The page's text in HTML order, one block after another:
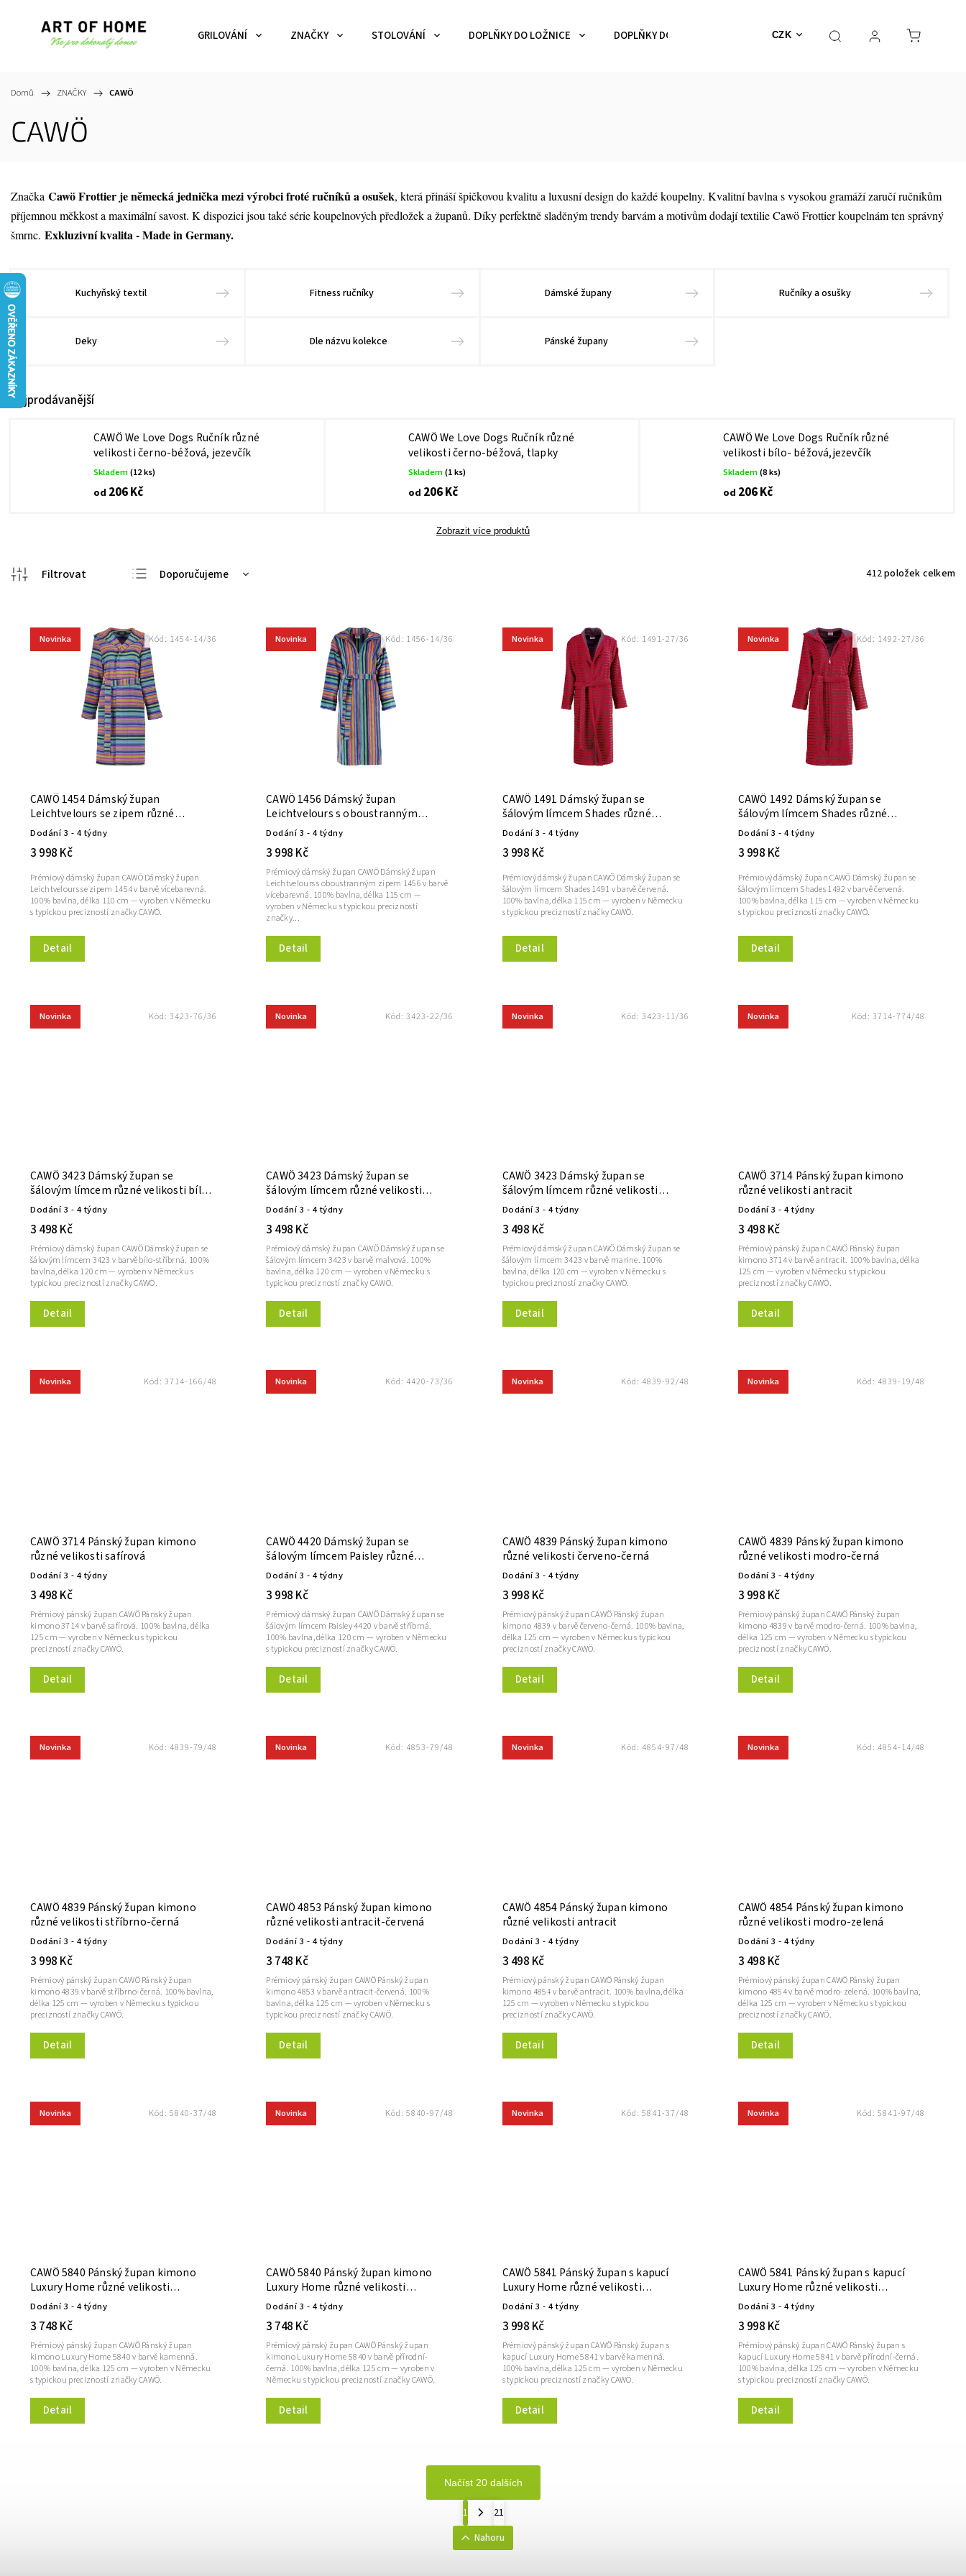
CZK
GRILOVÁNÍ ZNAČKY STOLOVÁNÍ DOPLŇKY DO LOŽNICE DOPLŇKY DO KOUPELNY SKLENICE, HRNKY, ŠÁLKY
Domů / ZNAČKY / CAWÖ
CAWÖ
Značka Cawö Frottier je německá jednička mezi výrobci froté ručníků a osušek, která přináší špičkovou kvalitu a luxusní design do každé koupelny. Kvalitní bavlna s vysokou gramáží zaručí ručníkům
příjemnou měkkost a maximální savost. K dispozici jsou také série koupelnových předložek a županů. Díky perfektně sladěným trendy barvám a motivům dodají textilie Cawö Frottier koupelnám ten správný
šmrnc. Exkluzivní kvalita - Made in Germany.
Kuchyňský textil Fitness ručníky Dámské župany Ručníky a osušky
Deky Dle názvu kolekce Pánské župany
Nejprodávanější
CAWÖ We Love Dogs Ručník různé
velikosti černo-béžová, jezevčík
Skladem(12 ks)
od 206 Kč
CAWÖ We Love Dogs Ručník různé
velikosti černo-béžová, tlapky
Skladem(1 ks)
od 206 Kč
CAWÖ We Love Dogs Ručník různé
velikosti bílo- béžová,jezevčík
Skladem(8 ks)
od 206 Kč
Zobrazit více produktů
Doporučujeme
Nejprodávanější
412položek celkem
Novinka
CAWÖ 1454 Dámský župan
Leichtvelours se zipem různé
velikosti vícebarevná
Dodání 3 - 4 týdny
3 998 Kč
Detail
Prémiový dámský župan CAWÖ Dámský župan
Leichtvelours se zipem 1454 v barvě vícebarevná.
100% bavlna, délka 110 cm — vyroben v Německu
s typickou precizností značky CAWÖ.
Kód: 1454-14/36 Novinka
CAWÖ 1456 Dámský župan
Leichtvelours s oboustranným
zipem různé velikosti vícebarevná
Dodání 3 - 4 týdny
3 998 Kč
Detail
Prémiový dámský župan CAWÖ Dámský župan
Leichtvelours s oboustranným zipem 1456 v barvě
vícebarevná. 100% bavlna, délka 115 cm —
vyroben v Německu s typickou precizností
značky...
Kód: 1456-14/36 Novinka
CAWÖ 1491 Dámský župan se
šálovým límcem Shades různé
velikosti červená
Dodání 3 - 4 týdny
3 998 Kč
Detail
Prémiový dámský župan CAWÖ Dámský župan se
šálovým límcem Shades 1491 v barvě červená.
100% bavlna, délka 115 cm — vyroben v Německu
s typickou precizností značky CAWÖ.
Kód: 1491-27/36 Novinka
CAWÖ 1492 Dámský župan se
šálovým límcem Shades různé
velikosti červená
Dodání 3 - 4 týdny
3 998 Kč
Detail
Prémiový dámský župan CAWÖ Dámský župan se
šálovým límcem Shades 1492 v barvě červená.
100% bavlna, délka 115 cm — vyroben v Německu
s typickou precizností značky CAWÖ.
Kód: 1492-27/36
Novinka
CAWÖ 3423 Dámský župan se
šálovým límcem různé velikosti bílo-
stříbrná
Dodání 3 - 4 týdny
3 498 Kč
Detail
Prémiový dámský župan CAWÖ Dámský župan se
šálovým límcem 3423 v barvě bílo-stříbrná. 100%
bavlna, délka 120 cm — vyroben v Německu s
typickou precizností značky CAWÖ.
Kód:3423-76/36 Novinka
CAWÖ 3423 Dámský župan se
šálovým límcem různé velikosti
malvová
Dodání 3 - 4 týdny
3 498 Kč
Detail
Prémiový dámský župan CAWÖ Dámský župan se
šálovým límcem 3423 v barvě malvová. 100%
bavlna, délka 120 cm — vyroben v Německu s
typickou precizností značky CAWÖ.
Kód: 3423-22/36 Novinka
CAWÖ 3423 Dámský župan se
šálovým límcem různé velikosti
marine
Dodání 3 - 4 týdny
3 498 Kč
Detail
Prémiový dámský župan CAWÖ Dámský župan se
šálovým límcem 3423 v barvě marine. 100%
bavlna, délka 120 cm — vyroben v Německu s
typickou precizností značky CAWÖ.
Kód: 3423-11/36 Novinka
CAWÖ 3714 Pánský župan kimono
různé velikosti antracit
Dodání 3 - 4 týdny
3 498 Kč
Detail
Prémiový pánský župan CAWÖ Pánský župan
kimono 3714 v barvě antracit. 100% bavlna, délka
125 cm — vyroben v Německu s typickou
precizností značky CAWÖ.
Kód: 3714-774/48
Novinka
CAWÖ 3714 Pánský župan kimono
různé velikosti safírová
Dodání 3 - 4 týdny
3 498 Kč
Detail
Prémiový pánský župan CAWÖ Pánský župan
kimono 3714 v barvě safírová. 100% bavlna, délka
125 cm — vyroben v Německu s typickou
precizností značky CAWÖ.
Kód:3714-166/48 Novinka
CAWÖ 4420 Dámský župan se
šálovým límcem Paisley různé
velikosti stříbrná
Dodání 3 - 4 týdny
3 998 Kč
Detail
Prémiový dámský župan CAWÖ Dámský župan se
šálovým límcem Paisley 4420 v barvě stříbrná.
100% bavlna, délka 120 cm — vyroben v Německu
s typickou precizností značky CAWÖ.
Kód: 4420-73/36 Novinka
CAWÖ 4839 Pánský župan kimono
různé velikosti červeno-černá
Dodání 3 - 4 týdny
3 998 Kč
Detail
Prémiový pánský župan CAWÖ Pánský župan
kimono 4839 v barvě červeno-černá. 100% bavlna,
délka 125 cm — vyroben v Německu s typickou
precizností značky CAWÖ.
Kód: 4839-92/48 Novinka
CAWÖ 4839 Pánský župan kimono
různé velikosti modro-černá
Dodání 3 - 4 týdny
3 998 Kč
Detail
Prémiový pánský župan CAWÖ Pánský župan
kimono 4839 v barvě modro-černá. 100% bavlna,
délka 125 cm — vyroben v Německu s typickou
precizností značky CAWÖ.
Kód: 4839-19/48
Novinka
CAWÖ 4839 Pánský župan kimono
různé velikosti stříbrno-černá
Dodání 3 - 4 týdny
3 998 Kč
Detail
Prémiový pánský župan CAWÖ Pánský župan
kimono 4839 v barvě stříbrno-černá. 100% bavlna,
délka 125 cm — vyroben v Německu s typickou
precizností značky CAWÖ.
Kód: 4839-79/48 Novinka
CAWÖ 4853 Pánský župan kimono
různé velikosti antracit-červená
Dodání 3 - 4 týdny
3 748 Kč
Detail
Prémiový pánský župan CAWÖ Pánský župan
kimono 4853 v barvě antracit-červená. 100%
bavlna, délka 125 cm — vyroben v Německu s
typickou precizností značky CAWÖ.
Kód: 4853-79/48 Novinka
CAWÖ 4854 Pánský župan kimono
různé velikosti antracit
Dodání 3 - 4 týdny
3 498 Kč
Detail
Prémiový pánský župan CAWÖ Pánský župan
kimono 4854 v barvě antracit. 100% bavlna, délka
125 cm — vyroben v Německu s typickou
precizností značky CAWÖ.
Kód: 4854-97/48 Novinka
CAWÖ 4854 Pánský župan kimono
různé velikosti modro-zelená
Dodání 3 - 4 týdny
3 498 Kč
Detail
Prémiový pánský župan CAWÖ Pánský župan
kimono 4854 v barvě modro-zelená. 100% bavlna,
délka 125 cm — vyroben v Německu s typickou
precizností značky CAWÖ.
Kód: 4854-14/48
Novinka
CAWÖ 5840 Pánský župan kimono
Luxury Home různé velikosti
kamenná
Dodání 3 - 4 týdny
3 748 Kč
Detail
Prémiový pánský župan CAWÖ Pánský župan
kimono Luxury Home 5840 v barvě kamenná.
100% bavlna, délka 125 cm — vyroben v Německu
s typickou precizností značky CAWÖ.
Kód:5840-37/48 Novinka
CAWÖ 5840 Pánský župan kimono
Luxury Home různé velikosti
přírodní-černá
Dodání 3 - 4 týdny
3 748 Kč
Detail
Prémiový pánský župan CAWÖ Pánský župan
kimono Luxury Home 5840 v barvě přírodní-
černá. 100% bavlna, délka 125 cm — vyroben v
Německu s typickou precizností značky CAWÖ.
Kód: 5840-97/48 Novinka
CAWÖ 5841 Pánský župan s kapucí
Luxury Home různé velikosti
kamenná
Dodání 3 - 4 týdny
3 998 Kč
Detail
Prémiový pánský župan CAWÖ Pánský župan s
kapucí Luxury Home 5841 v barvě kamenná.
100% bavlna, délka 125 cm — vyroben v Německu
s typickou precizností značky CAWÖ.
Kód: 5841-37/48 Novinka
CAWÖ 5841 Pánský župan s kapucí
Luxury Home různé velikosti
přírodní-černá
Dodání 3 - 4 týdny
3 998 Kč
Detail
Prémiový pánský župan CAWÖ Pánský župan s
kapucí Luxury Home 5841 v barvě přírodní-černá.
100% bavlna, délka 125 cm — vyroben v Německu
s typickou precizností značky CAWÖ.
Kód: 5841-97/48
Načíst 20 dalších
1
21
Nahoru